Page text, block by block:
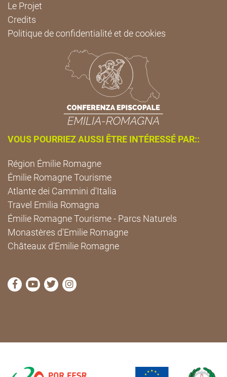
Le Projet
Credits
Politique de confidentialité et de cookies
VOUS POURRIEZ AUSSI ÊTRE INTÉRESSÉ PAR::
Région Émilie Romagne
Émilie Romagne Tourisme
Atlante dei Cammini d'Italia
Travel Emilia Romagna
Émilie Romagne Tourisme - Parcs Naturels
Monastères d'Emilie Romagne
Châteaux d'Emilie Romagne
Visitez la page Facebook de Cammini Emilia-
Visitez la page YouTube de Cammini Emilia-
Visitez la page Twitter de Cammini Emilia-
Visitez la page Instagram de Cammini